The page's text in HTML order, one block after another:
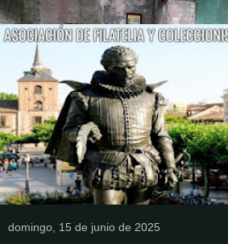
domingo, 15 de junio de 2025